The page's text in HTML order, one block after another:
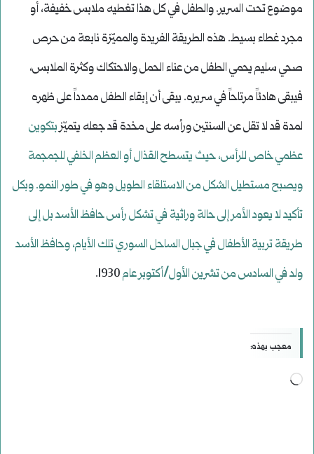
موضوع تحت السرير. والطفل في كل هذا تغطيه ملابس خفيفة، أو
مجرد غطاء بسيط. هذه الطريقة الفريدة والمميّزة نابعة من حرص
صحي سليم يحمي الطفل من عناء الحمل والاحتكاك وكثرة الملابس،
فيبقى هادئاً مرتاحاً في سريره. يبقى أن إبقاء الطفل ممدداً على ظهره
لمدة قد لا تقل عن السنتين ورأسه على مخدة قد جعله يتميّزبتكوين
عظمي خاص للرأس، حيث يتسطح القذال أو العظم الخلفي للجمجمة
ويصبح مستطيل الشكل من الاستلقاء الطويل وهو في طور النمو. وبكل
تأكيد لا يعود الأمر إلى حالة وراثية في تشكل رأس حافظ الأسد بل إلى
طريقة تربية الأطفال في جبال الساحل السوري تلك الأيام، وحافظ الأسد
ولد في السادس من تشرين الأول/أكتوبر عام1930.
معجب بهذه:
جاري